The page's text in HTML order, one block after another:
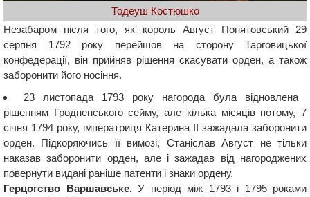
Тодеуш Костюшко
Незабаром після того, як король Август Понятовський 29
серпня 1792 року перейшов на сторону Тарговицької
конфедерації, він прийняв рішення скасувати орден, а також
заборонити його носіння.
23 листопада 1793 року нагорода була відновлена ​​
рішенням Гродненського сейму, але кілька місяців потому, 7
січня 1794 року, імператриця Катерина II зажадала заборонити
орден. Підкоряючись її вимозі, Станіслав Август не тільки
наказав заборонити орден, але і зажадав від нагороджених
повернути видані раніше патенти і знаки ордену.
Герцогство Варшавське.У період між 1793 і 1795 роками